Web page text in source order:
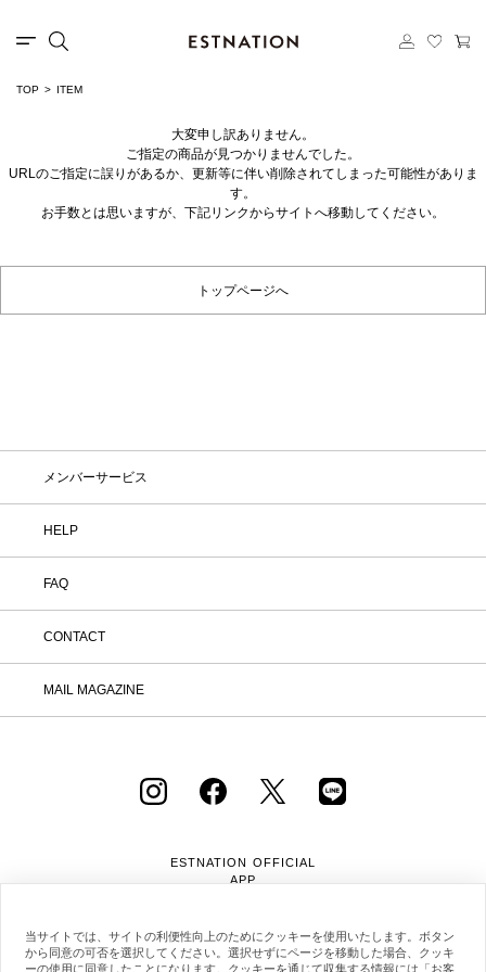
TOP ITEM
大変申し訳ありません。
ご指定の商品が見つかりませんでした。
URLのご指定に誤りがあるか、更新等に伴い削除されてしまった可能性がありま
す。
お手数とは思いますが、下記リンクからサイトへ移動してください。
トップページへ
メンバーサービス
HELP
FAQ
CONTACT
MAIL MAGAZINE
ESTNATION OFFICIAL
APP
当サイトでは、サイトの利便性向上のためにクッキーを使用いたします。ボタン
から同意の可否を選択してください。選択せずにページを移動した場合、クッキ
ーの使用に同意したことになります。クッキーを通じて収集する情報には「お客